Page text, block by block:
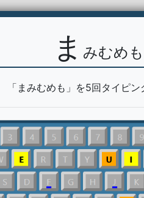
ま みむめも
「まみむめも」を5回タイピ